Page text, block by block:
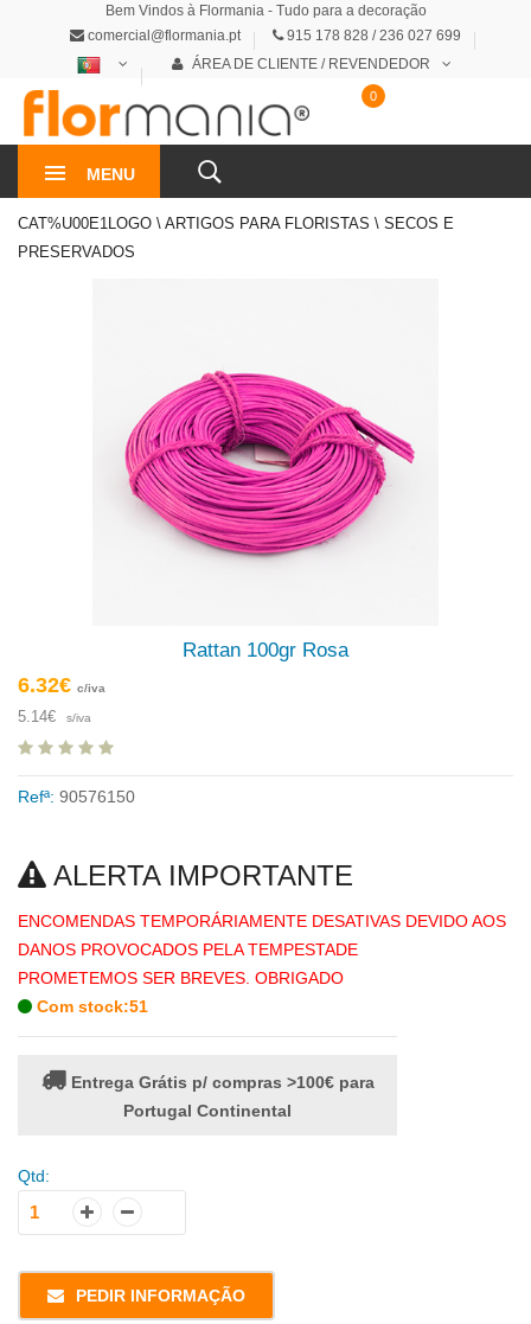
Bem Vindos à Flormania - Tudo para a decoração
comercial@flormania.pt
915 178 828 / 236 027 699
ÁREA DE CLIENTE / REVENDEDOR
MENU
0
CAT%U00E1LOGO \ ARTIGOS PARA FLORISTAS \ SECOS E
PRESERVADOS
Rattan 100gr Rosa
6.32€ c/iva
5.14€ s/iva
Refª: 90576150
ALERTA IMPORTANTE
ENCOMENDAS TEMPORÁRIAMENTE DESATIVAS DEVIDO AOS
DANOS PROVOCADOS PELA TEMPESTADE
PROMETEMOS SER BREVES. OBRIGADO
Com stock:51
Entrega Grátis p/ compras >100€ para
Portugal Continental
Qtd:
PEDIR INFORMAÇÃO